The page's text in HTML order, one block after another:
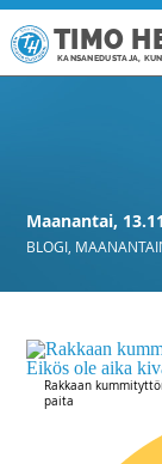
TIMO
KANSANEDUSTAJA,
Maanantai,
BLOGI
Rakkaan
paita